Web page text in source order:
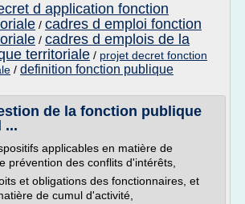
d application fonction
/ cadres d emploi fonction
/ cadres d emplois de la
territoriale / projet decret fonction
/ definition fonction publique
de la fonction publique
...
applicables en matière de
prévention des conflits d'intérêts,
et obligations des fonctionnaires, et
de cumul d'activité,